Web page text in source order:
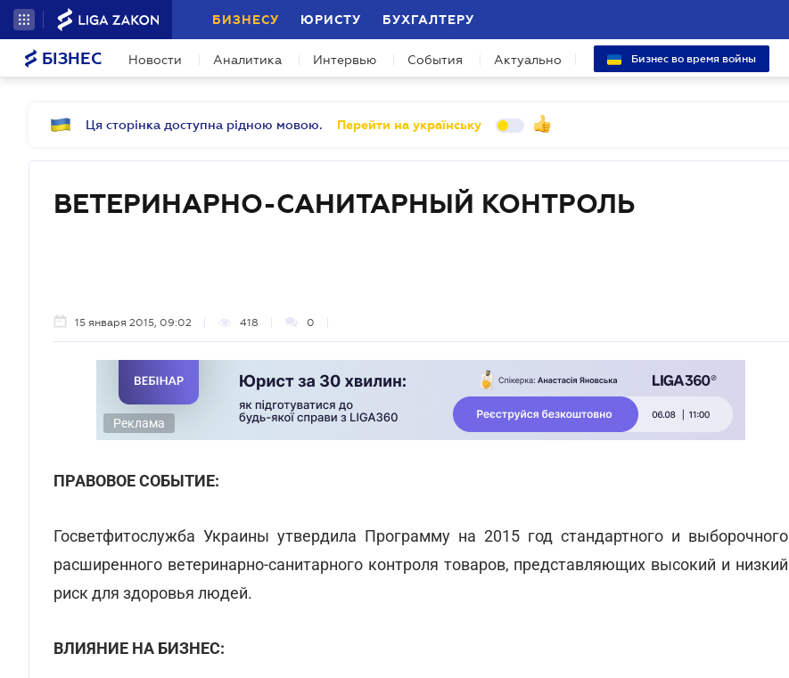
БИЗНЕСУ ЮРИСТУ БУХГАЛТЕРУ
БІЗНЕС Новости Аналитика Интервью События Актуально Бизнес во время войны
Ця сторінка доступна рідною мовою. Перейти на українську
ВЕТЕРИНАРНО-САНИТАРНЫЙ КОНТРОЛЬ
15 января 2015, 09:02 418 0
Реклама
ПРАВОВОЕ СОБЫТИЕ:
Госветфитослужба Украины утвердила Программу на 2015 год стандартного и выборочного
расширенного ветеринарно-санитарного контроля товаров, представляющих высокий и низкий
риск для здоровья людей.
ВЛИЯНИЕ НА БИЗНЕС: